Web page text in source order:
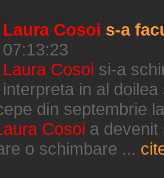
Laura Cosoi s-a
07:13:23
Laura Cosoi si-a
interpreta in al
din septembrie
Cosoi a devenit
o schimbare ...